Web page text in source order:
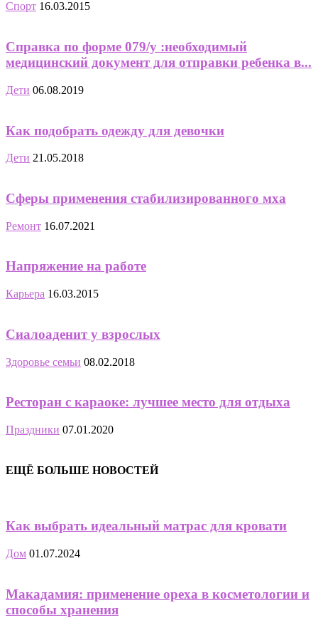
Спорт 16.03.2015
Справка по форме 079/у :необходимый
медицинский документ для отправки ребенка в...
Дети 06.08.2019
Как подобрать одежду для девочки
Дети 21.05.2018
Сферы применения стабилизированного мха
Ремонт 16.07.2021
Напряжение на работе
Карьера 16.03.2015
Сиалоаденит у взрослых
Здоровье семьи 08.02.2018
Ресторан с караоке: лучшее место для отдыха
Праздники 07.01.2020
ЕЩЁ БОЛЬШЕ НОВОСТЕЙ
Как выбрать идеальный матрас для кровати
Дом 01.07.2024
Макадамия: применение ореха в косметологии и
способы хранения